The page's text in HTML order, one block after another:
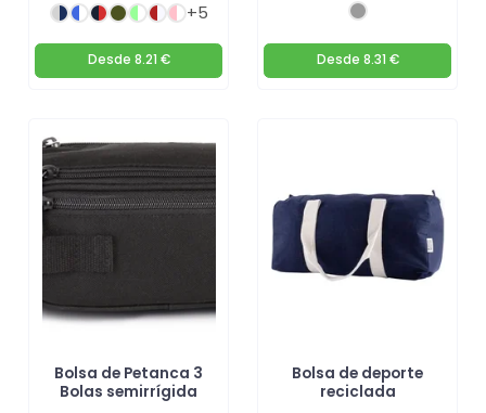
+5
Desde 8.21 € Desde 8.31 €
Bolsa de Petanca 3
Bolas semirrígida
Bolsa de deporte
reciclada